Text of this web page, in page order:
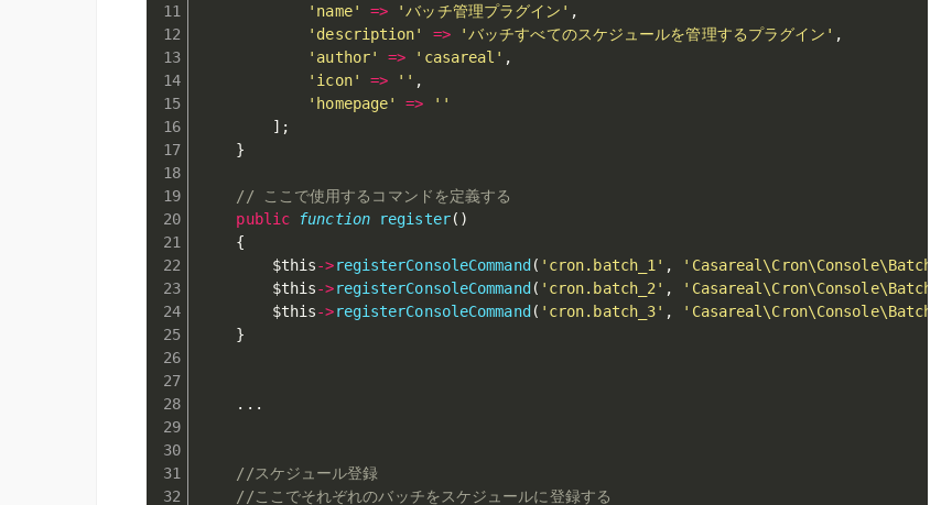
'name'
=> 'バッチ管理プラグイン' ,
'description'
=> 'バッチすべてのスケジュールを管理するプラグイン' ,
'author'
=> 'casareal' ,
'icon'
=> '' ,
'homepage'
=>
''
] ;
}
// ここで使用するコマンドを定義する
public
function register( )
{
$this->registerConsoleCommand( 'cron.batch_1' , 'Casareal\Cron\Console\Batch_1'
$this->registerConsoleCommand( 'cron.batch_2' , 'Casareal\Cron\Console\Batch_2'
$this->registerConsoleCommand( 'cron.batch_3' , 'Casareal\Cron\Console\Batch_3'
}
. . .
//スケジュール登録
//ここでそれぞれのバッチをスケジュールに登録する